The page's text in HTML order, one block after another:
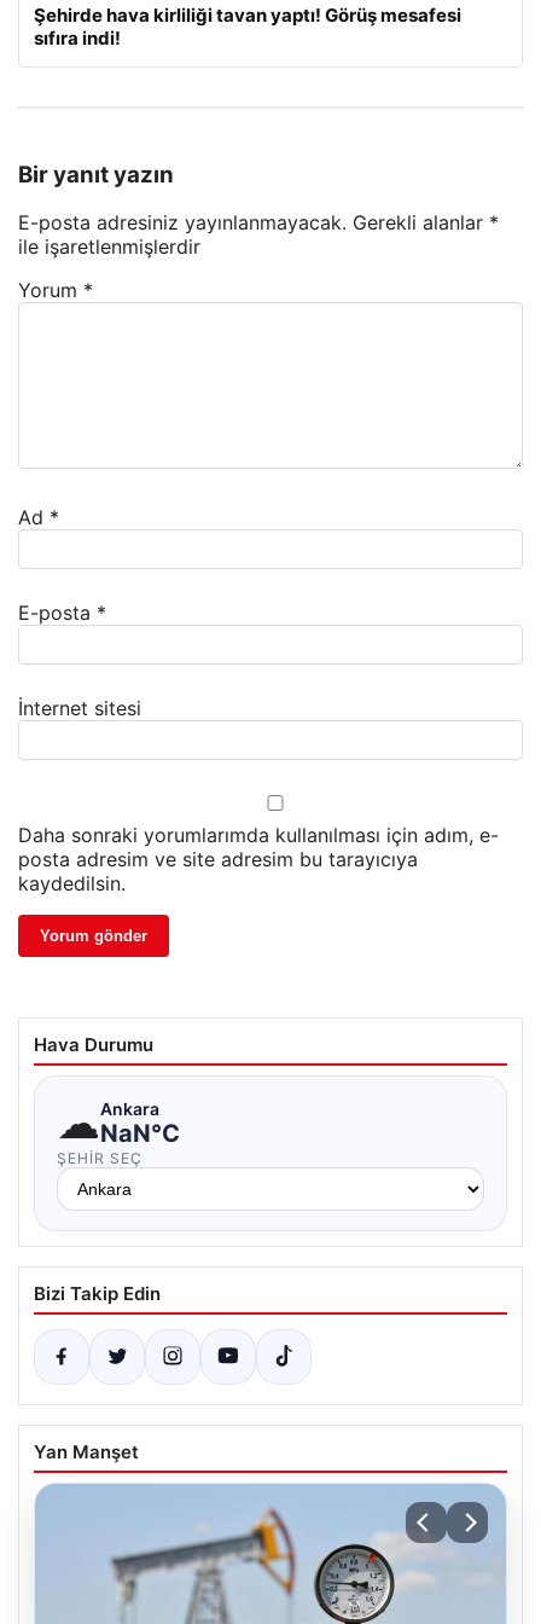
Şehirde hava kirliliği tavan yaptı! Görüş mesafesi
sıfıra indi!
Bir yanıt yazın
E-posta adresiniz yayınlanmayacak. Gerekli alanlar *
ile işaretlenmişlerdir
Yorum *
Ad *
E-posta *
İnternet sitesi
Daha sonraki yorumlarımda kullanılması için adım, e-
posta adresim ve site adresim bu tarayıcıya
kaydedilsin.
Hava Durumu
☁Ankara
NaN°C
ŞEHIR SEÇ
Bizi Takip Edin
Yan Manşet